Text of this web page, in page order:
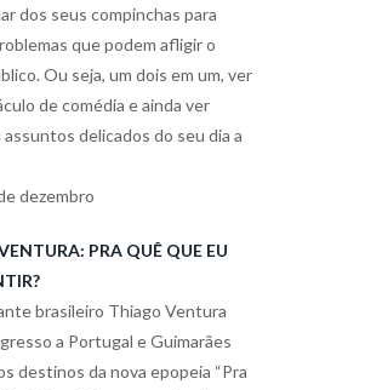
dos seus compinchas para
que podem afligir o
Ou seja, um dois em um, ver
de comédia e ainda ver
delicados do seu dia a
dezembro
PRA QUÊ QUE EU
brasileiro Thiago Ventura
a Portugal e Guimarães
destinos da nova epopeia “Pra